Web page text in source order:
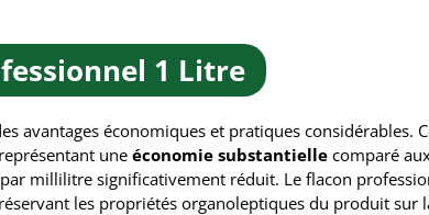
1 Litre
avantages économiques et pratiques considérables.
uneéconomie substantielle comparé
millilitre significativement réduit. Le flacon
les propriétés organoleptiques du produit sur